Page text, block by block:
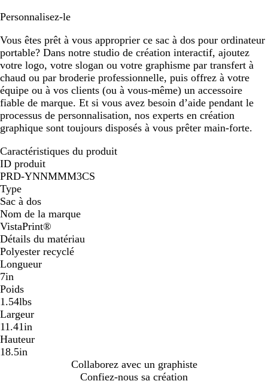
Personnalisez-le
Vous êtes prêt à vous approprier ce sac à dos pour ordinateur
portable? Dans notre studio de création interactif, ajoutez
votre logo, votre slogan ou votre graphisme par transfert à
chaud ou par broderie professionnelle, puis offrez à votre
équipe ou à vos clients (ou à vous-même) un accessoire
fiable de marque. Et si vous avez besoin d’aide pendant le
processus de personnalisation, nos experts en création
graphique sont toujours disposés à vous prêter main-forte.
Caractéristiques du produit
ID produit
PRD-YNNMMM3CS
Type
Sac à dos
Nom de la marque
VistaPrint®
Détails du matériau
Polyester recyclé
Longueur
7in
Poids
1.54lbs
Largeur
11.41in
Hauteur
18.5in
Collaborez avec un graphiste
Confiez-nous sa création